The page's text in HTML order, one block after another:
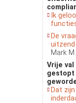
Ik
De
Mark
Vrije
gestopt
Dat